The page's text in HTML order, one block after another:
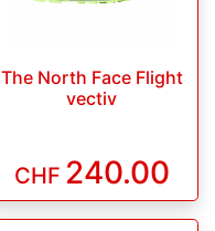
The North Face Flight
vectiv
CHF 240.00